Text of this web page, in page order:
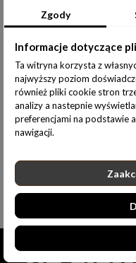
Opis
ROZMIAR
OVERSIZE
SPRZEDAŻ TYLKO
Zgody
Informacje dotyczące
Ta witryna korzysta z
najwyższy poziom
również pliki cookie stron
analizy a nastepnie
preferencjami na podstawie
nawigacji.